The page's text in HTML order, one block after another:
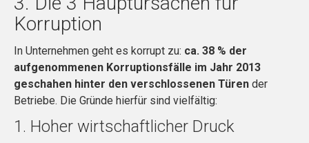
Korruption
In Unternehmen geht es korrupt zu: ca. 38 % der
aufgenommenen Korruptionsfälle im Jahr 2013
geschahen hinter den verschlossenen Türen der
Betriebe. Die Gründe hierfür sind vielfältig:
1. Hoher wirtschaftlicher Druck